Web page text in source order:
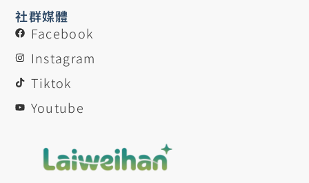
社群媒體
Facebook
Instagram
Tiktok
Youtube